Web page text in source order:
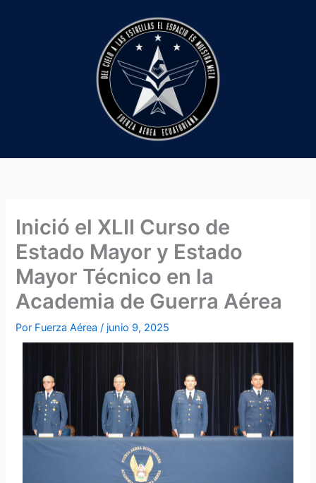
Inició el XLII Curso de
Estado Mayor y Estado
Mayor Técnico en la
Academia de Guerra Aérea
Por Fuerza Aérea/ junio 9, 2025